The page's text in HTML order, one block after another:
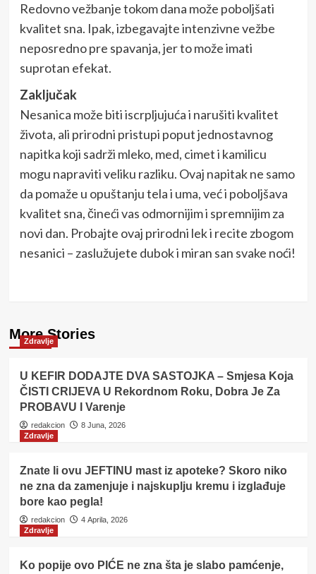
Redovno vežbanje tokom dana može poboljšati
kvalitet sna. Ipak, izbegavajte intenzivne vežbe
neposredno pre spavanja, jer to može imati
suprotan efekat.
Zaključak
Nesanica može biti iscrpljujuća i narušiti kvalitet
života, ali prirodni pristupi poput jednostavnog
napitka koji sadrži mleko, med, cimet i kamilicu
mogu napraviti veliku razliku. Ovaj napitak ne samo
da pomaže u opuštanju tela i uma, već i poboljšava
kvalitet sna, čineći vas odmornijim i spremnijim za
novi dan. Probajte ovaj prirodni lek i recite zbogom
nesanici – zaslužujete dubok i miran san svake noći!
More Stories
Zdravlje
U KEFIR DODAJTE DVA SASTOJKA – Smjesa Koja
ČISTI CRIJEVA U Rekordnom Roku, Dobra Je Za
PROBAVU I Varenje
redakcion
8 Juna, 2026
Zdravlje
Znate li ovu JEFTINU mast iz apoteke? Skoro niko
ne zna da zamenjuje i najskuplju kremu i izglađuje
bore kao pegla!
redakcion
4 Aprila, 2026
Zdravlje
Ko popije ovo PIĆE ne zna šta je slabo pamćenje,